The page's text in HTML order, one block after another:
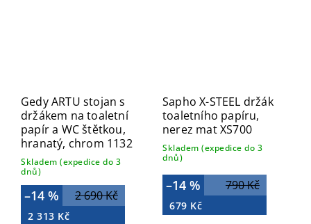
Gedy ARTU stojan s
držákem na toaletní
papír a WC štětkou,
hranatý, chrom 1132
Skladem (expedice do 3
dnů)
2 690 Kč
–14 %
2 313 Kč
Sapho X-STEEL držák
toaletního papíru,
nerez mat XS700
Skladem (expedice do 3
dnů)
790 Kč
–14 %
679 Kč